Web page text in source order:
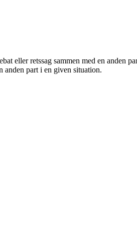
eller retssag sammen med en anden
anden part i en given situation.